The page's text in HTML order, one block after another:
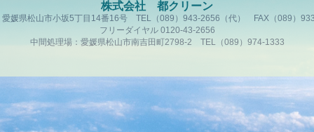
株式会社 都クリーン
愛媛県松山市小坂5丁目14番16号 TEL（089）943-2656（代） FAX（089）
フリーダイヤル 0120-43-2656
中間処理場：愛媛県松山市南吉田町2798-2 TEL（089）974-1333